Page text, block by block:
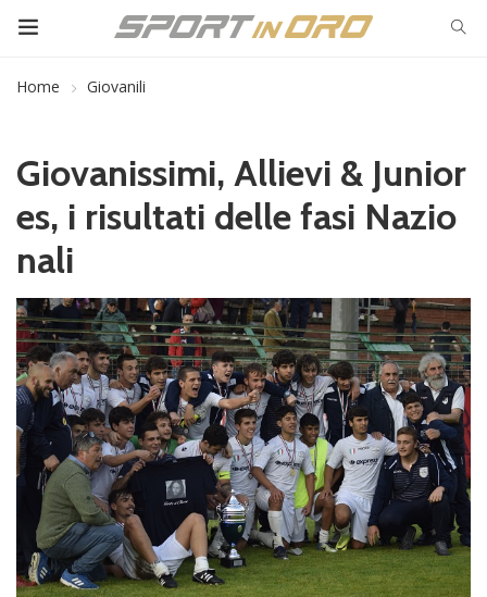
Home Giovanili
Giovanissimi, Allievi & Junior
es, i risultati delle fasi Nazio
nali